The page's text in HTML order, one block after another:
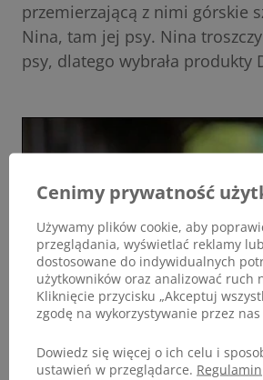
przemierzającą z nimi górskie
Nina, tam jej psy. Nina
psy, dlatego wybrała produkty
Cenimy prywatność
Używamy plików cookie, aby
przeglądania, wyświetlać reklamy
dostosowane do indywidualnych
użytkowników oraz analizować ruch
Kliknięcie przycisku „Akceptuj
zgodę na wykorzystywanie przez
Dowiedz się więcej o ich celu i
ustawień w przeglądarce. Regulamin